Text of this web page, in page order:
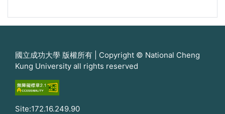
國立成功大學 版權所有 | Copyright © National Cheng
Kung University all rights reserved
Site:172.16.249.90